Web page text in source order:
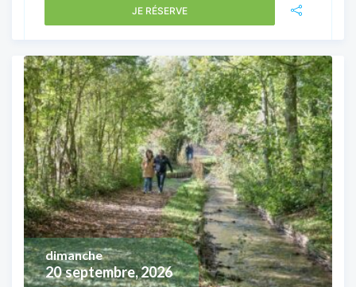
JE RÉSERVE
20 septembre, 2026
dimanche